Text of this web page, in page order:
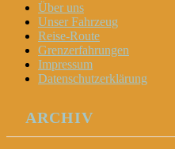
Über uns
Unser Fahrzeug
Reise-Route
Grenzerfahrungen
Impressum
Datenschutzerklärung
ARCHIV